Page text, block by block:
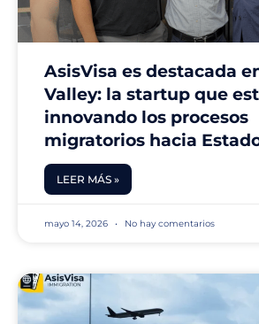
AsisVisa es destacada
Valley: la startup que
innovando los procesos
migratorios hacia
LEER MÁS »
mayo 14, 2026 No hay comentarios